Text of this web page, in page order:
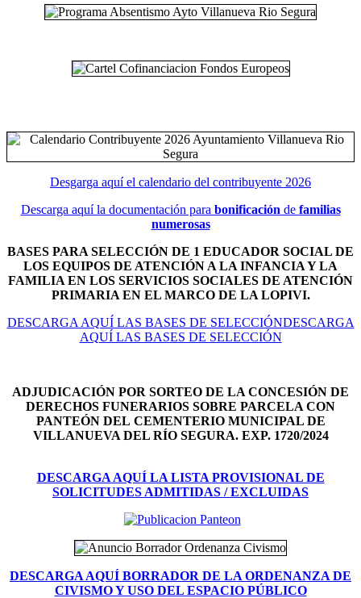
Desgarga aquí el calendario del contribuyente 2026
Descarga aquí la documentación para bonificación de familias
numerosas
BASES PARA SELECCIÓN DE 1 EDUCADOR SOCIAL DE
LOS EQUIPOS DE ATENCIÓN A LA INFANCIA Y LA
FAMILIA EN LOS SERVICIOS SOCIALES DE ATENCIÓN
PRIMARIA EN EL MARCO DE LA LOPIVI.
DESCARGA AQUÍ LAS BASES DE SELECCIÓNDESCARGA
AQUÍ LAS BASES DE SELECCIÓN
ADJUDICACIÓN POR SORTEO DE LA CONCESIÓN DE
DERECHOS FUNERARIOS SOBRE PARCELA CON
PANTEÓN DEL CEMENTERIO MUNICIPAL DE
VILLANUEVA DEL RÍO SEGURA. EXP. 1720/2024
DESCARGA AQUÍ LA LISTA PROVISIONAL DE
SOLICITUDES ADMITIDAS / EXCLUIDAS
DESCARGA AQUÍ BORRADOR DE LA ORDENANZA DE
CIVISMO Y USO DEL ESPACIO PÚBLICO